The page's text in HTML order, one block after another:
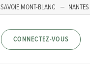
SAVOIE MONT-BLANC NANTES
CONNECTEZ-VOUS